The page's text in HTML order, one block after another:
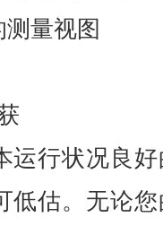
量视图
运行状况良
低估。无论